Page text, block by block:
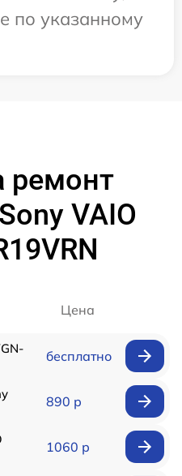
по указанному
ремонт
VAIO
Цена
бесплатно
890 р
1060 р